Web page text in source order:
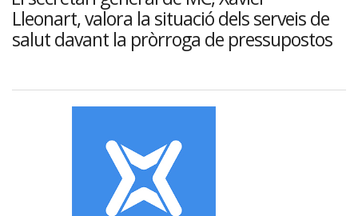
Lleonart, valora la situació dels serveis de
salut davant la pròrroga de pressupostos